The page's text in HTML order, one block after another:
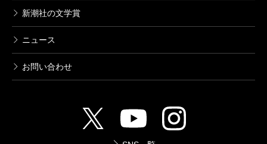
新潮社の文学賞
ニュース
お問い合わせ